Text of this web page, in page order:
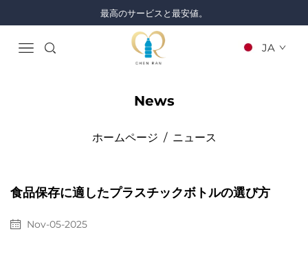
最高のサービスと最安値。
JA
ホームページ / ニュース
News
食品保存に適したプラスチックボトルの選び方
Nov-05-2025